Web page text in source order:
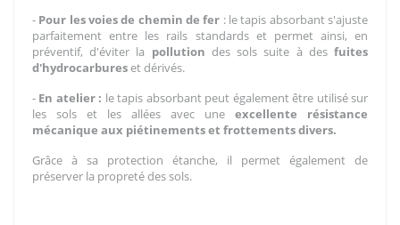
- Pour les voies de chemin de fer : le tapis absorbant s'ajuste
parfaitement entre les rails standards et permet ainsi, en
préventif, d'éviter la pollution des sols suite à desfuites
d'hydrocarbureset dérivés.
- En atelier : le tapis absorbant peut également être utilisé sur
les sols et les allées avec une excellente résistance
mécanique aux piétinements et frottements divers.
Grâce à sa protection étanche, il permet également de
préserver la propreté des sols.